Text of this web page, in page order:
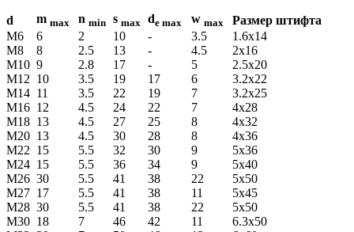
d m max n min s max de max w max
Размер штифта
М6
6 2 10 - 3.5
1.6х14
М8
8 2.5 13 - 4.5
2х16
М10 9 2.8 17 - 5
2.5х20
М12 10 3.5 19 17 6
3.2х22
М14 11 3.5 22 19 7
3.2х25
М16 12 4.5 24 22 7
4х28
М18 13 4.5 27 25 8
4х32
М20 13 4.5 30 28 8
4х36
М22 15 5.5 32 30 9
5х36
М24 15 5.5 36 34 9
5х40
М26 30 5.5 41 38 22
5х50
М27 17 5.5 41 38 11
5х45
М28 30 5.5 41 38 22
5х50
М30 18 7 46 42 11
6.3х50